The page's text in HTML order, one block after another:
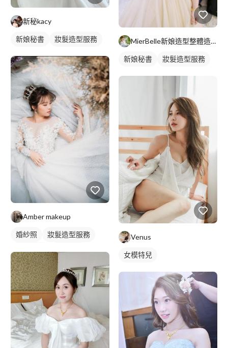
新秘kacy
新娘秘書 妝髮造型服務
Amber makeup
婚紗照
妝髮造型服務
MierBelle新娘造型整體造型工作室
新娘秘書 妝髮造型服務
Venus
女模特兒